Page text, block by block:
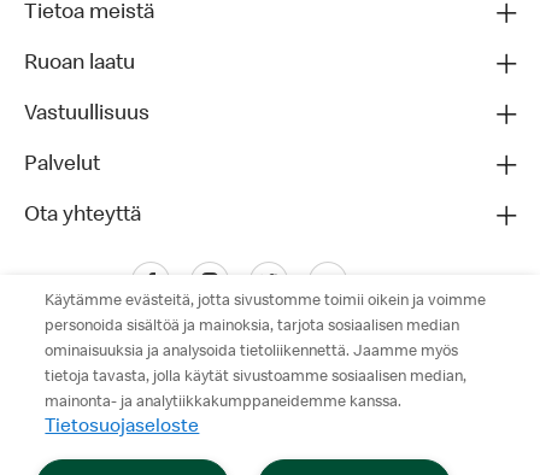
Tietoa meistä
Ruoan laatu
Vastuullisuus
Palvelut
Ota yhteyttä
Käytämme evästeitä, jotta sivustomme toimii oikein ja voimme
personoida sisältöä ja mainoksia, tarjota sosiaalisen median
ominaisuuksia ja analysoida tietoliikennettä. Jaamme myös
tietoja tavasta, jolla käytät sivustoamme sosiaalisen median,
mainonta- ja analytiikkakumppaneidemme kanssa.
Tietosuojaseloste